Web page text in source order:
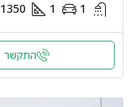
1
1
1350
התקשר